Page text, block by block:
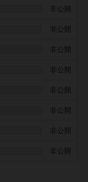
非公開
非公開
非公開
非公開
非公開
非公開
非公開
非公開